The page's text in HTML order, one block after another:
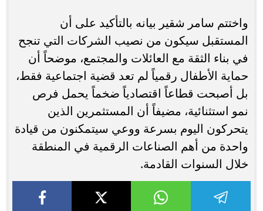
واختتم سامر شقير بيانه بالتأكيد على أن
المستقبل سيكون من نصيب الشركات التي تنجح
في بناء الثقة مع العائلات والمجتمع، موضحاً أن
حماية الأطفال رقمياً لم تعد قضية اجتماعية فقط،
بل أصبحت قطاعاً اقتصادياً ضخماً يحمل فرص
نمو استثنائية، مضيفاً أن المستثمرين الذين
يتحركون اليوم بسرعة ووعي سيتمكنون من قيادة
واحدة من أهم الصناعات الرقمية في المنطقة
خلال السنوات القادمة.